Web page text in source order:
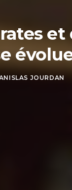
JOURDAN